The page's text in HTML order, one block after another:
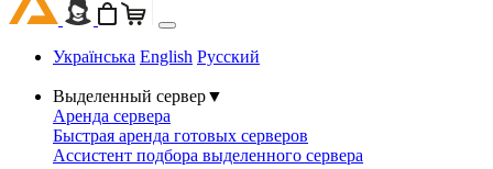
Українська English Русский
Выделенный сервер▼
Аренда сервера
Быстрая аренда готовых серверов
Ассистент подбора выделенного сервера